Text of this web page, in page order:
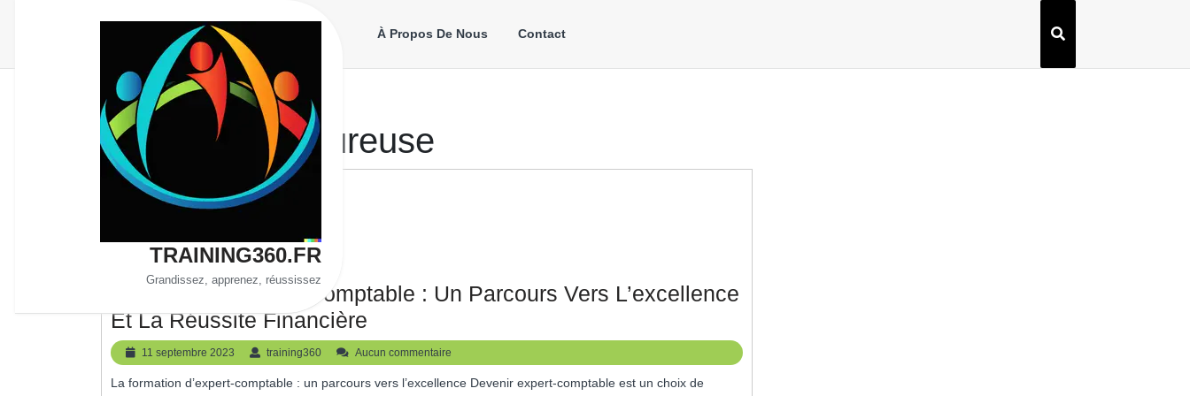
TRAINING360.FR
Grandissez, apprenez, réussissez
À Propos De Nous Contact
Étiquette :rigoureuse
Formation D’expert-Comptable : Un Parcours Vers L’excellence
Et La Réussite Financière
D’expert-
Comptable
11 septembre 2023
11
septembre
2023
training360 training360
Aucun commentaire
La formation d’expert-comptable : un parcours vers l’excellence Devenir expert-comptable est un choix de